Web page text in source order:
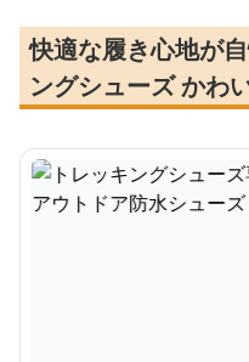
快適な履き心地が
ングシューズ かわ